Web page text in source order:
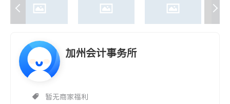
加州会计事务所
暂无商家福利